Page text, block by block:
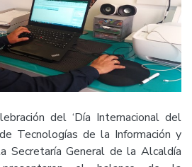
del ‘Día Internacional del
Tecnologías de la Información y
Secretaría General de la Alcaldía